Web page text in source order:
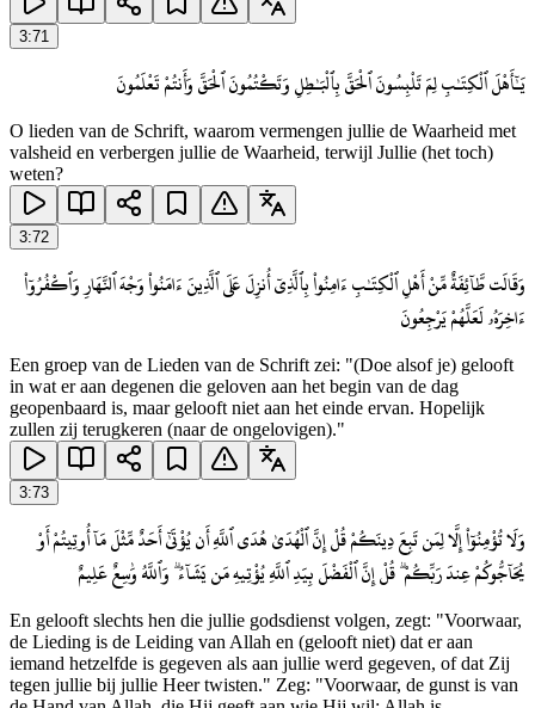
3:71
يَـٰٓأَهْلَ ٱلْكِتَـٰبِ لِمَ تَلْبِسُونَ ٱلْحَقَّ بِٱلْبَـٰطِلِ وَتَكْتُمُونَ ٱلْحَقَّ وَأَنتُمْ تَعْلَمُونَ
O lieden van de Schrift, waarom vermengen jullie de Waarheid met
valsheid en verbergen jullie de Waarheid, terwijl Jullie (het toch)
weten?
3:72
وَقَالَت طَّآئِفَةٌ مِّنْ أَهْلِ ٱلْكِتَـٰبِ ءَامِنُوا۟ بِٱلَّذِىٓ أُنزِلَ عَلَى ٱلَّذِينَ ءَامَنُوا۟ وَجْهَ ٱلنَّهَارِ وَٱكْفُرُوٓا۟
ءَاخِرَهُۥ لَعَلَّهُمْ يَرْجِعُونَ
Een groep van de Lieden van de Schrift zei: "(Doe alsof je) gelooft
in wat er aan degenen die geloven aan het begin van de dag
geopenbaard is, maar gelooft niet aan het einde ervan. Hopelijk
zullen zij terugkeren (naar de ongelovigen)."
3:73
وَلَا تُؤْمِنُوٓا۟ إِلَّا لِمَن تَبِعَ دِينَكُمْ قُلْ إِنَّ ٱلْهُدَىٰ هُدَى ٱللَّهِ أَن يُؤْتَىٰٓ أَحَدٌ مِّثْلَ مَآ أُوتِيتُمْ أَوْ
يُحَآجُّوكُمْ عِندَ رَبِّكُمْ ۗ قُلْ إِنَّ ٱلْفَضْلَ بِيَدِ ٱللَّهِ يُؤْتِيهِ مَن يَشَآءُ ۗ وَٱللَّهُ وَٰسِعٌ عَلِيمٌ
En gelooft slechts hen die jullie godsdienst volgen, zegt: "Voorwaar,
de Lieding is de Leiding van Allah en (gelooft niet) dat er aan
iemand hetzelfde is gegeven als aan jullie werd gegeven, of dat Zij
tegen jullie bij jullie Heer twisten." Zeg: "Voorwaar, de gunst is van